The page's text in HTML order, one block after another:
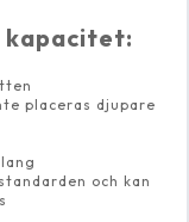
kapacitet:
placeras djupare
och kan